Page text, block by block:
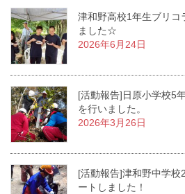
津和野高校1年生ブリコ
ました☆
2026年6月24日
[活動報告]日原小学校5
を行いました。
2026年3月26日
[活動報告]津和野中学校
ートしました！